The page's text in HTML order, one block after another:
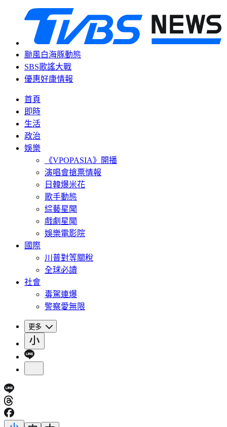
颱風白海豚動態
SBS歌謠大戰
優惠好康情報
首頁
即時
生活
政治
娛樂
《VPOPASIA》開播
演唱會搶票情報
日韓爆米花
歌手動態
綜藝星聞
戲劇星聞
娛樂電影院
國際
川普對等關稅
全球必讀
社會
毒駕連爆
警察愛無限
更多